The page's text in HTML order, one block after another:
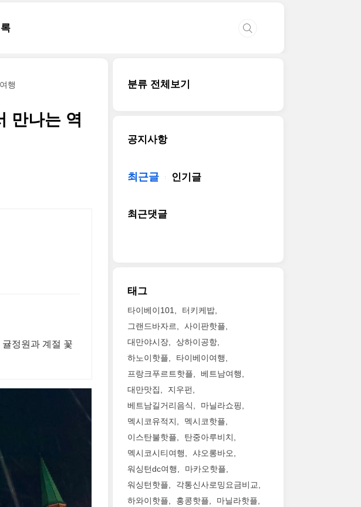
행
만나는 역
정원과 계절 꽃
분류 전체보기
공지사항
최근글 인기글
최근댓글
태그
타이베이101
터키케밥
그랜드바자르
사이판핫플
대만야시장
상하이공항
하노이핫플
타이베이여행
프랑크푸르트핫플
베트남여행
대만맛집
지우펀
베트남길거리음식
마닐라쇼핑
멕시코유적지
멕시코핫플
이스탄불핫플
탄중아루비치
멕시코시티여행
샤오롱바오
워싱턴dc여행
마카오핫플
워싱턴핫플
각통신사로밍요금비교
하와이핫플
홍콩핫플
마닐라핫플